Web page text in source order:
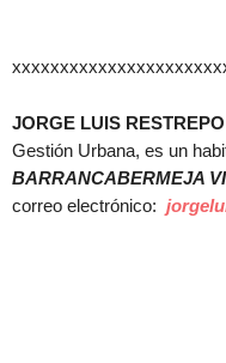
JORGE LUIS
Gestión Urbana, es un
BARRANCABERMEJA
correo electrónico: